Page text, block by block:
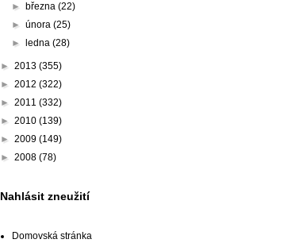
► března(22)
►února(25)
►
ledna(28)
► 2013 (355)
► 2012 (322)
► 2011 (332)
► 2010 (139)
► 2009 (149)
► 2008 (78)
Nahlásit zneužití
Domovská stránka